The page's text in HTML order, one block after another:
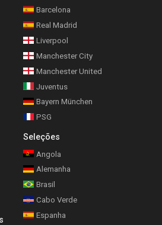
Barcelona
Real Madrid
Liverpool
Manchester City
Manchester United
Juventus
Bayern München
PSG
Seleções
Angola
Alemanha
Brasil
Cabo Verde
Espanha